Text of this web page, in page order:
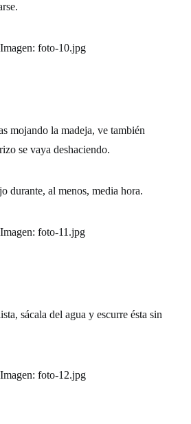
mojando la madeja, ve también
se vaya deshaciendo.
durante, al menos, media hora.
sácala del agua y escurre ésta sin